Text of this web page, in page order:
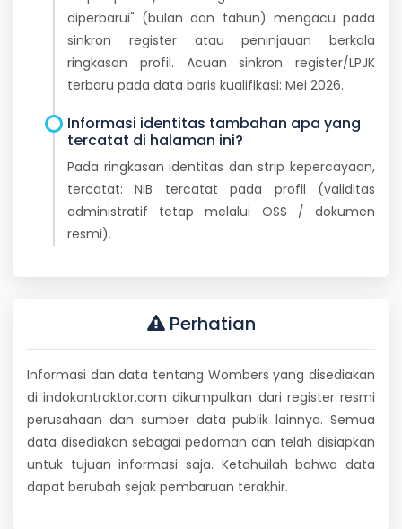
diperbarui" (bulan dan tahun) mengacu pada
sinkron register atau peninjauan berkala
ringkasan profil. Acuan sinkron register/LPJK
terbaru pada data baris kualifikasi: Mei 2026.
Informasi identitas tambahan apa yang
tercatat di halaman ini?
Pada ringkasan identitas dan strip kepercayaan,
tercatat: NIB tercatat pada profil (validitas
administratif tetap melalui OSS / dokumen
resmi).
Perhatian
Informasi dan data tentang Wombers yang disediakan
di indokontraktor.com dikumpulkan dari register resmi
perusahaan dan sumber data publik lainnya. Semua
data disediakan sebagai pedoman dan telah disiapkan
untuk tujuan informasi saja. Ketahuilah bahwa data
dapat berubah sejak pembaruan terakhir.